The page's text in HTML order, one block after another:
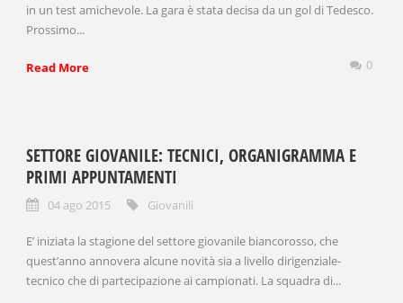
in un test amichevole. La gara è stata decisa da un gol di Tedesco.
Prossimo...
Read More 0
SETTORE GIOVANILE: TECNICI, ORGANIGRAMMA E
PRIMI APPUNTAMENTI
04 ago 2015 Giovanili
E’ iniziata la stagione del settore giovanile biancorosso, che
quest’anno annovera alcune novità sia a livello dirigenziale-
tecnico che di partecipazione ai campionati. La squadra di...